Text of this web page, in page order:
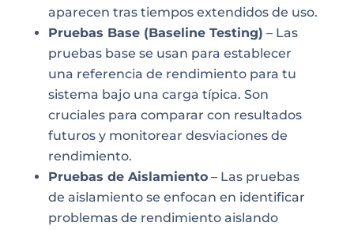
aparecen tras tiempos extendidos de uso.
Pruebas Base (Baseline Testing) – Las
pruebas base se usan para establecer
una referencia de rendimiento para tu
sistema bajo una carga típica. Son
cruciales para comparar con resultados
futuros y monitorear desviaciones de
rendimiento.
Pruebas de Aislamiento– Las pruebas
de aislamiento se enfocan en identificar
problemas de rendimiento aislando